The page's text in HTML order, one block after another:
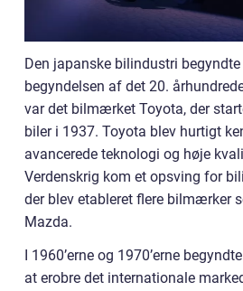
Den japanske bilindustri
begyndelsen af det 20.
var det bilmærket Toyota, der
biler i 1937. Toyota blev hurtigt
avancerede teknologi og høje
Verdenskrig kom et opsving for
der blev etableret flere bilmærker
Mazda.
I 1960’erne og 1970’erne
at erobre det internationale